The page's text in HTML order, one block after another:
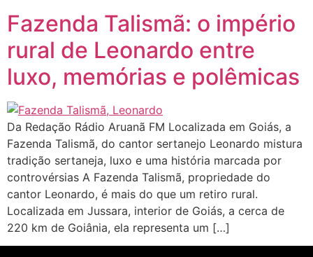
Fazenda Talismã: o império
rural de Leonardo entre
luxo, memórias e polêmicas
Da Redação Rádio Aruanã FM Localizada em Goiás, a
Fazenda Talismã, do cantor sertanejo Leonardo mistura
tradição sertaneja, luxo e uma história marcada por
controvérsias A Fazenda Talismã, propriedade do
cantor Leonardo, é mais do que um retiro rural.
Localizada em Jussara, interior de Goiás, a cerca de
220 km de Goiânia, ela representa um […]